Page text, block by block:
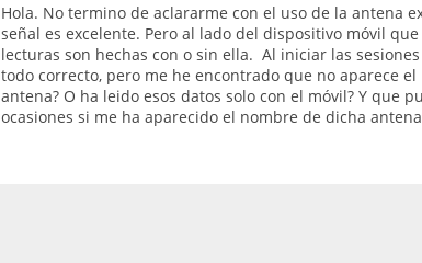
Hola. No termino de aclararme con el uso de la antena
señal es excelente. Pero al lado del dispositivo móvil
lecturas son hechas con o sin ella. Al iniciar las
todo correcto, pero me he encontrado que no aparece
antena? O ha leido esos datos solo con el móvil? Y que
ocasiones si me ha aparecido el nombre de dicha